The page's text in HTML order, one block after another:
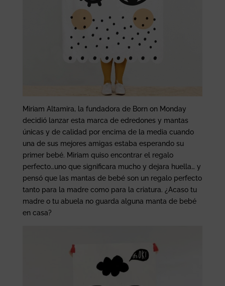
Miriam Altamira, la fundadora de Born on Monday
decidió lanzar esta marca de edredones y mantas
únicas y de calidad por encima de la media cuando
una de sus mejores amigas estaba esperando su
primer bebé. Miriam quiso encontrar el regalo
perfecto…uno que significara mucho y dejara huella… y
pensó que las mantas de bebé son un regalo perfecto
tanto para la madre como para la criatura. ¿Acaso tu
madre o tu abuela no guarda alguna manta de bebé
en casa?